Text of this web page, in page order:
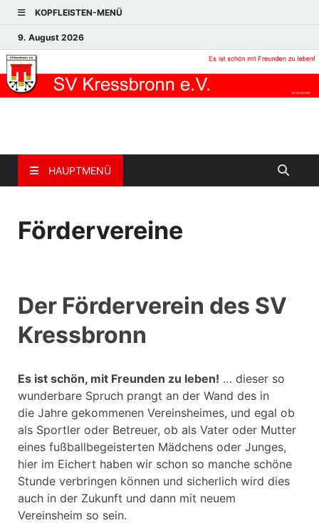
KOPFLEISTEN-MENÜ
9. August 2026
HAUPTMENÜ
Fördervereine
Der Förderverein des SV
Kressbronn
Es ist schön, mit Freunden zu leben! … dieser so
wunderbare Spruch prangt an der Wand des in
die Jahre gekommenen Vereinsheimes, und egal ob
als Sportler oder Betreuer, ob als Vater oder Mutter
eines fußballbegeisterten Mädchens oder Junges,
hier im Eichert haben wir schon so manche schöne
Stunde verbringen können und sicherlich wird dies
auch in der Zukunft und dann mit neuem
Vereinsheim so sein.